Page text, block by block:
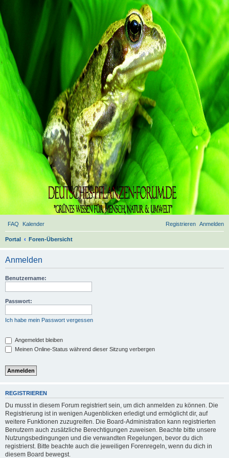
FAQ Kalender Anmelden
Registrieren
Portal Foren-Übersicht
Anmelden
Benutzername:
Passwort:
Ich habe mein Passwort vergessen
Angemeldet bleiben
Meinen Online-Status während dieser Sitzung verbergen
REGISTRIEREN
Du musst in diesem Forum registriert sein, um dich anmelden zu können. Die
Registrierung ist in wenigen Augenblicken erledigt und ermöglicht dir, auf
weitere Funktionen zuzugreifen. Die Board-Administration kann registrierten
Benutzern auch zusätzliche Berechtigungen zuweisen. Beachte bitte unsere
Nutzungsbedingungen und die verwandten Regelungen, bevor du dich
registrierst. Bitte beachte auch die jeweiligen Forenregeln, wenn du dich in
diesem Board bewegst.